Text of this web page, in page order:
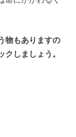
物もありますの
しましょう。